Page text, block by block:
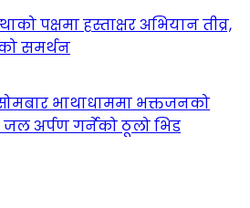
पक्षमा हस्ताक्षर अभियान तीव्र,
समर्थन
भाथाधाममा भक्तजनको
जल अर्पण गर्नेको ठूलो भिड